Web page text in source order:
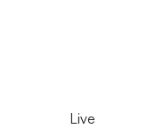
Live